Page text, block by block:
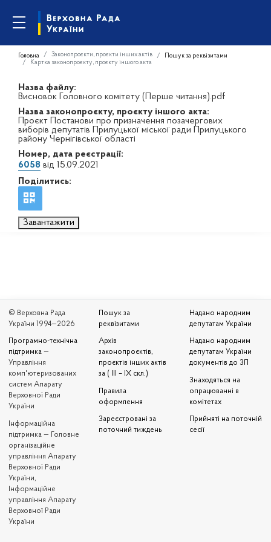
Головна Законопроєкти, проєкти інших актів
Пошук за реквізитами
Картка законопроєкту, проєкту іншого акта
Назва файлу:
Висновок Головного комітету (Перше читання).pdf
Назва законопроєкту, проєкту іншого акта:
Проєкт Постанови про призначення позачергових
виборів депутатів Прилуцької міської ради Прилуцького
району Чернігівської області
Номер, дата реєстрації:
6058 від 15.09.2021
Поділитись:
Завантажити
© Верховна Рада
України 1994—2026
Програмно-технічна
підтримка —
Управління
комп'ютеризованих
систем Апарату
Верховної Ради
України
Iнформаційна
підтримка — Головне
організаційне
управління Апарату
Верховної Ради
України,
Інформаційне
управління Апарату
Верховної Ради
України
Пошук за
реквізитами
Архів
законопроєктів,
проєктів інших актів
за ( III – IX скл.)
Правила
оформлення
Зареєстровані за
поточний тиждень
Надано народним
депутатам України
Надано народним
депутатам України
документів до ЗП
Знаходяться на
опрацюванні в
комітетах
Прийняті на поточній
сесії